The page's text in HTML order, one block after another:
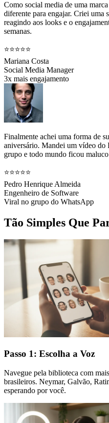
Como social media de uma
diferente para engajar. Criei uma
reagindo aos looks e o
semanas.
⭐⭐⭐⭐⭐
Mariana Costa
Social Media Manager
3x mais engajamento
Finalmente achei uma forma de
aniversário. Mandei um vídeo do
grupo e todo mundo ficou
⭐⭐⭐⭐⭐
Pedro Henrique Almeida
Engenheiro de Software
Viral no grupo do WhatsApp
Tão Simples Que
Passo 1: Escolha a Voz
Navegue pela biblioteca com
brasileiros. Neymar, Galvão,
esperando por você.